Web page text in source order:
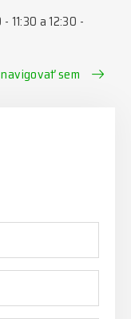
11:30 a 12:30 -
navigovať sem